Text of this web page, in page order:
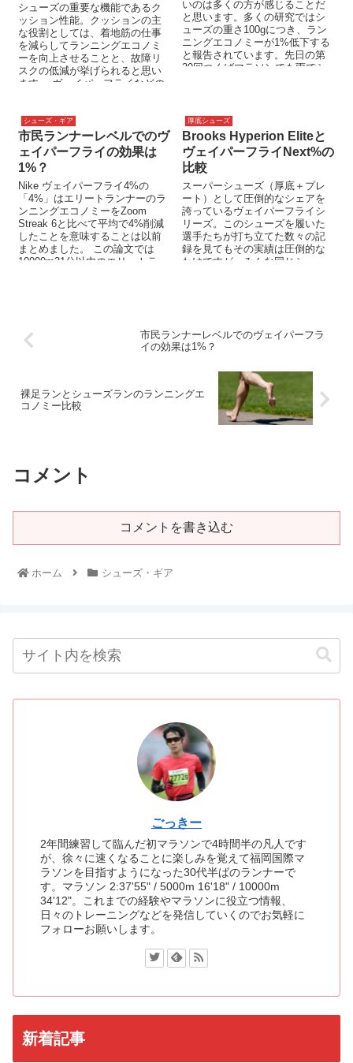
シューズの重要な機能であるク
ッション性能。クッションの主
な役割としては、着地筋の仕事
を減らしてランニングエコノミ
ーを向上させることと、故障リ
スクの低減が挙げられると思い
ます。 ヴェイパーフライなどの
いのは多くの方が感じることだ
と思います。多くの研究ではシ
ューズの重さ100gにつき、ラン
ニングエコノミーが1%低下する
と報告されています。先日の第
39回つくばマラソンでも雨でシ
シューズ・ギア
市民ランナーレベルでのヴ
ェイパーフライの効果は
1%？
Nike ヴェイパーフライ4%の
「4%」はエリートランナーのラ
ンニングエコノミーをZoom
Streak 6と比べて平均で4%削減
したことを意味することは以前
まとめました。 この論文では
10000m31分以内のエリートラ...
厚底シューズ
Brooks Hyperion Eliteと
ヴェイパーフライNext%の
比較
スーパーシューズ（厚底＋プレ
ート）として圧倒的なシェアを
誇っているヴェイパーフライシ
リーズ。このシューズを履いた
選手たちが打ち立てた数々の記
録を見てもその実績は圧倒的な
わけですが、みんな同じシュー
市民ランナーレベルでのヴェイパーフラ
イの効果は1%？
裸足ランとシューズランのランニングエ
コノミー比較
コメント
コメントを書き込む
ホーム シューズ・ギア
ごっきー
2年間練習して臨んだ初マラソンで4時間半の凡人です
が、徐々に速くなることに楽しみを覚えて福岡国際マ
ラソンを目指すようになった30代半ばのランナーで
す。マラソン 2:37'55" / 5000m 16'18" / 10000m
34'12"。これまでの経験やマラソンに役立つ情報、
日々のトレーニングなどを発信していくのでお気軽に
フォローお願いします。
新着記事